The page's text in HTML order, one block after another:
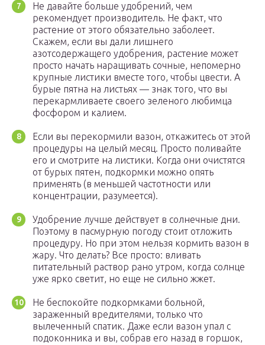
Не давайте больше удобрений, чем
рекомендует производитель. Не факт, что
растение от этого обязательно заболеет.
Скажем, если вы дали лишнего
азотсодержащего удобрения, растение может
просто начать наращивать сочные, непомерно
крупные листики вместе того, чтобы цвести. А
бурые пятна на листьях — знак того, что вы
перекармливаете своего зеленого любимца
фосфором и калием.
Если вы перекормили вазон, откажитесь от этой
процедуры на целый месяц. Просто поливайте
его и смотрите на листики. Когда они очистятся
от бурых пятен, подкормки можно опять
применять (в меньшей частотности или
концентрации, разумеется).
Удобрение лучше действует в солнечные дни.
Поэтому в пасмурную погоду стоит отложить
процедуру. Но при этом нельзя кормить вазон в
жару. Что делать? Все просто: вливать
питательный раствор рано утром, когда солнце
уже ярко светит, но еще не сильно жжет.
Не беспокойте подкормками больной,
зараженный вредителями, только что
вылеченный спатик. Даже если вазон упал с
подоконника и вы, собрав его назад в горшок,